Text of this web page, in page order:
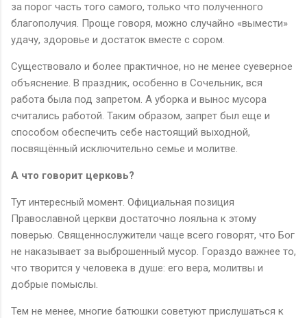
за порог часть того самого, только что полученного
благополучия. Проще говоря, можно случайно «вымести»
удачу, здоровье и достаток вместе с сором.
Существовало и более практичное, но не менее суеверное
объяснение. В праздник, особенно в Сочельник, вся
работа была под запретом. А уборка и вынос мусора
считались работой. Таким образом, запрет был еще и
способом обеспечить себе настоящий выходной,
посвящённый исключительно семье и молитве.
А что говорит церковь?
Тут интересный момент. Официальная позиция
Православной церкви достаточно лояльна к этому
поверью. Священнослужители чаще всего говорят, что Бог
не наказывает за выброшенный мусор. Гораздо важнее то,
что творится у человека в душе: его вера, молитвы и
добрые помыслы.
Тем не менее, многие батюшки советуют прислушаться к